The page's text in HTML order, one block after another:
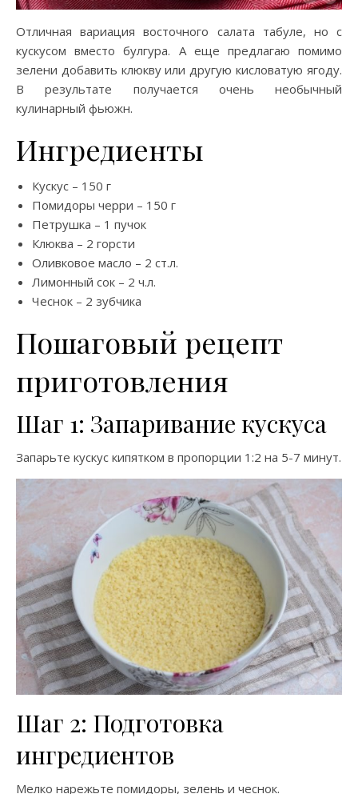
Отличная вариация восточного салата табуле, но с
кускусом вместо булгура. А еще предлагаю помимо
зелени добавить клюкву или другую кисловатую ягоду.
В результате получается очень необычный
кулинарный фьюжн.
Ингредиенты
Кускус – 150 г
Помидоры черри – 150 г
Петрушка – 1 пучок
Клюква – 2 горсти
Оливковое масло – 2 ст.л.
Лимонный сок – 2 ч.л.
Чеснок – 2 зубчика
Пошаговый рецепт
приготовления
Шаг 1: Запаривание кускуса
Запарьте кускус кипятком в пропорции 1:2 на 5-7 минут.
Шаг 2: Подготовка
ингредиентов
Мелко нарежьте помидоры, зелень и чеснок.